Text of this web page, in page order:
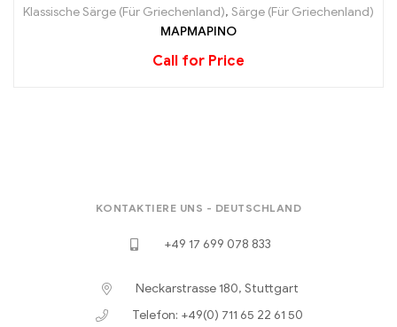
Klassische Särge (Für Griechenland), Särge (Für Griechenland)
ΜΑΡΜΑΡΙΝΟ
Call for Price
KONTAKTIERE UNS - DEUTSCHLAND
+49 17 699 078 833
Neckarstrasse 180, Stuttgart
Telefon: +49(0) 711 65 22 61 50